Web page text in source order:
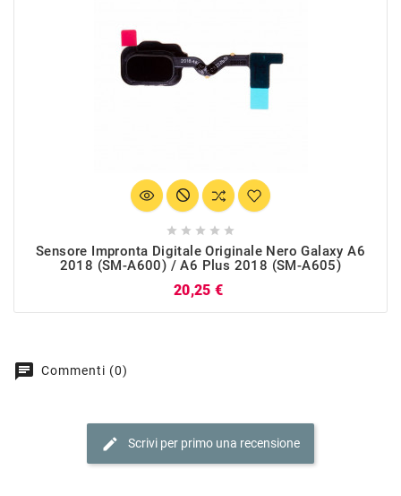
    
Sensore Impronta Digitale Originale Nero Galaxy A6
2018 (SM-A600) / A6 Plus 2018 (SM-A605)
20,25 €
chat Commenti (0)
edit Scrivi per primo una recensione